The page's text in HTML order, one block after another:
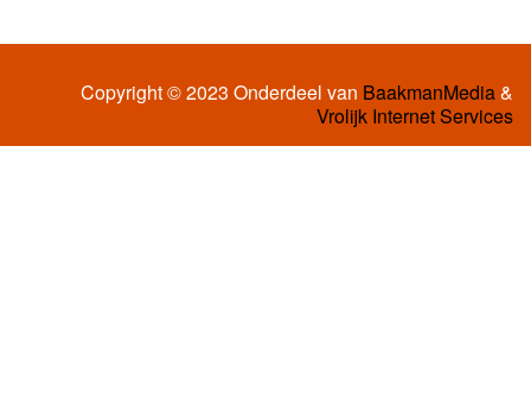
Copyright © 2023 Onderdeel van BaakmanMedia&
Vrolijk Internet Services